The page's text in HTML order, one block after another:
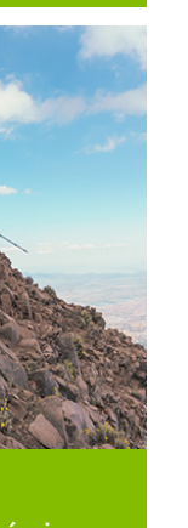
de febrero